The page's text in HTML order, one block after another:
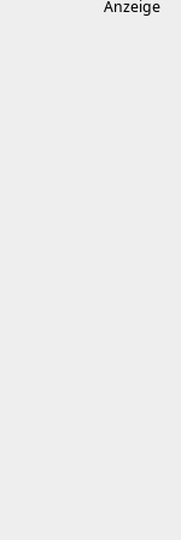
Anzeige